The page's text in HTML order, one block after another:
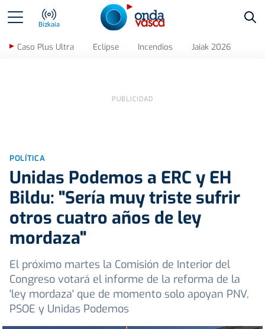
Bizkaia
Caso Plus Ultra Eclipse Incendios Jaiak 2026
POLÍTICA
Unidas Podemos a ERC y EH
Bildu: "Sería muy triste sufrir
otros cuatro años de ley
mordaza"
El próximo martes la Comisión de Interior del
Congreso votará el informe de la reforma de la
'ley mordaza' que de momento solo apoyan PNV,
PSOE y Unidas Podemos